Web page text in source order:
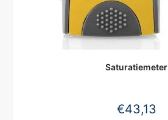
Saturatiemeter
€43,13